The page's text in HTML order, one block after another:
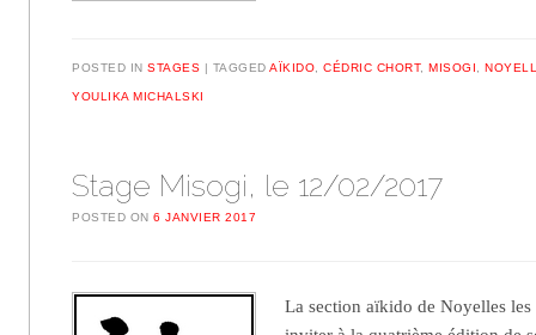
POSTED INSTAGES TAGGEDAÏKIDO ,CÉDRIC CHORT,MISOGI ,
YOULIKA MICHALSKI
Stage Misogi, le 12/02/2017
POSTED ON6 JANVIER 2017
La section aïkido de Noyelles